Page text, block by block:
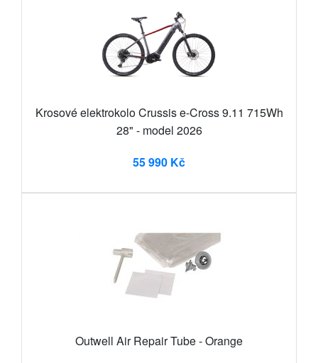
Krosové elektrokolo Crussis e-Cross 9.11 715Wh
28" - model 2026
55 990 Kč
Outwell Air Repair Tube - Orange